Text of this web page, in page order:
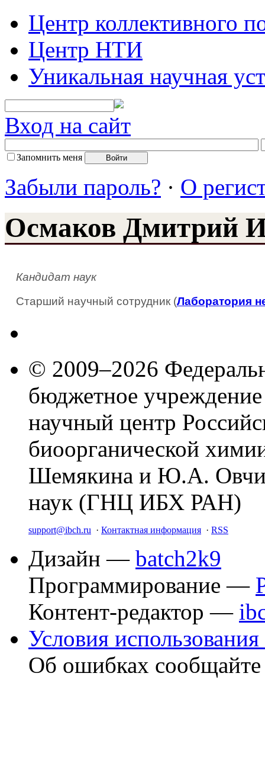
Центр коллективного
Центр НТИ
Уникальная научная
Вход на сайт
Запомнить меня
Забыли пароль? · О
Осмаков Дмитрий
Кандидат наук
Старший научный сотрудник (Лаборатория
© 2009–2026
бюджетное
научный центр
биоорганической
Шемякина и Ю.А.
наук (ГНЦ ИБХ РАН)
support@ibch.ru · Контактная информация · RSS
Дизайн — batch2k9
Программирование —
Контент-редактор —
Условия использования
Об ошибках